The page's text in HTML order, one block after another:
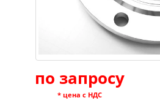
по запросу
* цена с НДС